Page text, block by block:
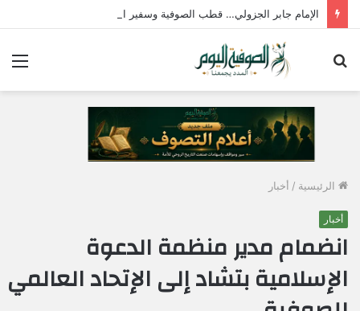
الإمام جابر الجزولي… قطب الصوفية وسفير الحب الإلهي في مصر
الرئيسية / أخبار
أخبار
انضمام مدير منظمة الدعوة
الإسلامية بتشاد إلى الإتحاد العالمي